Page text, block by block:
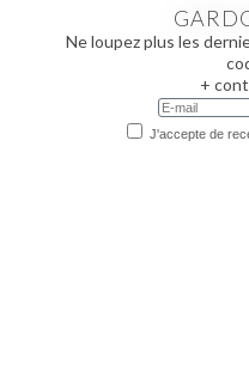
Ne loupez plus les
+
J'accepte de